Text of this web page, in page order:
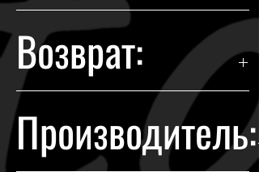
Возврат:
Гарантия возврата происходит в
течении 14 дней с момента
покупки.
Производитель: